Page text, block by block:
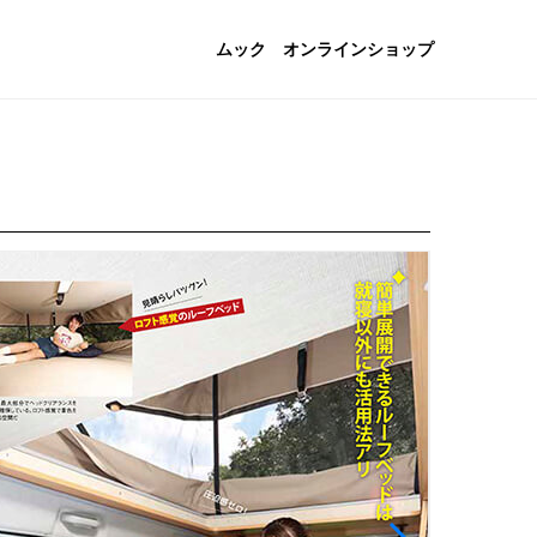
ムック オンラインショップ